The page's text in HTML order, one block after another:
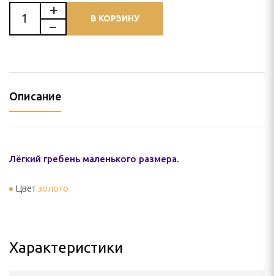
В КОРЗИНУ
Описание
Лёгкий гребень маленького размера.
Цветзолото
Характеристики